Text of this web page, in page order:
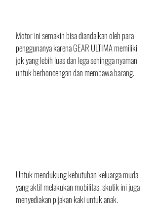
Motor ini semakin bisa diandalkan oleh para
penggunanya karena GEAR ULTIMA memiliki
jok yang lebih luas dan lega sehingga nyaman
untuk berboncengan dan membawa barang.
Untuk mendukung kebutuhan keluarga muda
yang aktif melakukan mobilitas, skutik ini juga
menyediakan pijakan kaki untuk anak.